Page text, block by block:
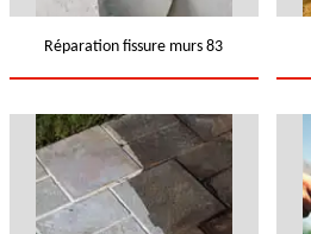
Réparation fissure murs 83